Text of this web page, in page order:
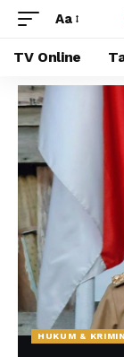
Aa
TV Online
HUKUM &